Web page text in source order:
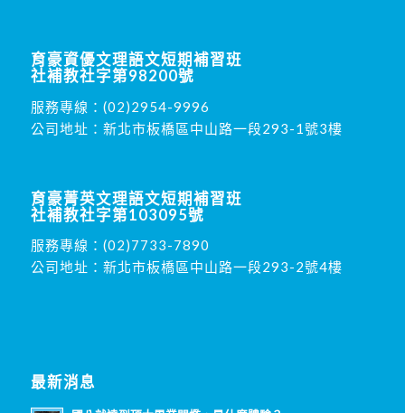
育豪資優文理語文短期補習班
社補教社字第98200號
服務專線： (02)2954-9996
公司地址：新北市板橋區中山路一段293-1號3樓
育豪菁英文理語文短期補習班
社補教社字第103095號
服務專線： (02)7733-7890
公司地址：新北市板橋區中山路一段293-2號4樓
最新消息